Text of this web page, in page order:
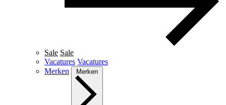
Sale Sale
Vacatures Vacatures
Merken
Merken